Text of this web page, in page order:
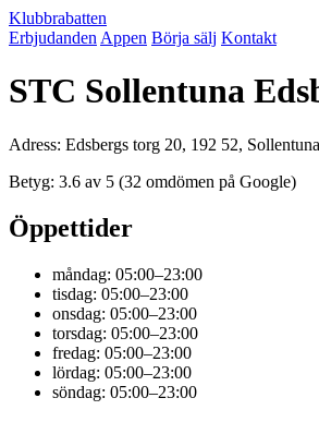
Klubbrabatten
Erbjudanden Appen Börja sälj Kontakt
STC Sollentuna
Adress: Edsbergs torg 20, 192 52,
Betyg: 3.6 av 5 (32 omdömen på Google)
Öppettider
måndag: 05:00–23:00
tisdag: 05:00–23:00
onsdag: 05:00–23:00
torsdag: 05:00–23:00
fredag: 05:00–23:00
lördag: 05:00–23:00
söndag: 05:00–23:00